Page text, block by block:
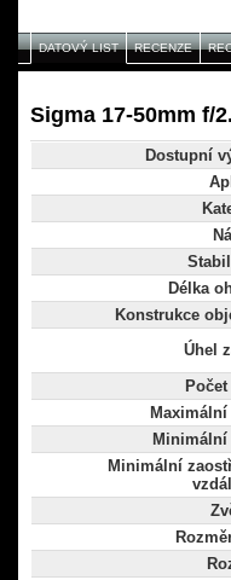
DATOVÝ LIST RECENZE
Sigma 17-50mm f/
Dostupní
Délka
Konstrukce
Úhel
Počet
Minimální